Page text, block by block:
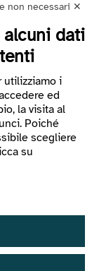
Informazioni
non necessari ✕
alcuni dati
utilizziamo i
ed
la visita al
Poiché
scegliere
su